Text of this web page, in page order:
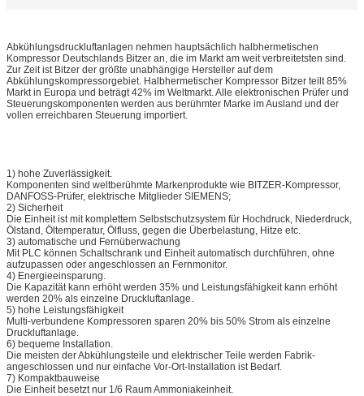
Abkühlungsdruckluftanlagen nehmen hauptsächlich halbhermetischen
Kompressor Deutschlands Bitzer an, die im Markt am weit verbreitetsten sind.
Zur Zeit ist Bitzer der größte unabhängige Hersteller auf dem
Abkühlungskompressorgebiet. Halbhermetischer Kompressor Bitzer teilt 85%
Markt in Europa und beträgt 42% im Weltmarkt. Alle elektronischen Prüfer und
Steuerungskomponenten werden aus berühmter Marke im Ausland und der
vollen erreichbaren Steuerung importiert.
1) hohe Zuverlässigkeit.
Komponenten sind weltberühmte Markenprodukte wie BITZER-Kompressor,
DANFOSS-Prüfer, elektrische Mitglieder SIEMENS;
2) Sicherheit
Die Einheit ist mit komplettem Selbstschutzsystem für Hochdruck, Niederdruck,
Ölstand, Öltemperatur, Ölfluss, gegen die Überbelastung, Hitze etc.
3) automatische und Fernüberwachung
Mit PLC können Schaltschrank und Einheit automatisch durchführen, ohne
aufzupassen oder angeschlossen an Fernmonitor.
4) Energieeinsparung.
Die Kapazität kann erhöht werden 35% und Leistungsfähigkeit kann erhöht
werden 20% als einzelne Druckluftanlage.
5) hohe Leistungsfähigkeit
Multi-verbundene Kompressoren sparen 20% bis 50% Strom als einzelne
Druckluftanlage.
6) bequeme Installation.
Die meisten der Abkühlungsteile und elektrischer Teile werden Fabrik-
angeschlossen und nur einfache Vor-Ort-Installation ist Bedarf.
7) Kompaktbauweise
Die Einheit besetzt nur 1/6 Raum Ammoniakeinheit.